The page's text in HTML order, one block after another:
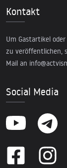
Kontakt
Um Gastartikel
zu veröffentlichen,
Mail an
Social Media